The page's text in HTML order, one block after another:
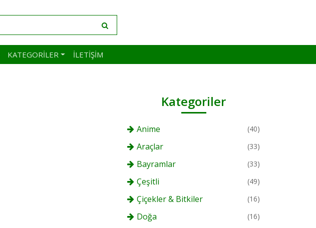
KATEGORILER İLETIŞIM
Kategoriler
Anime (40)
Araçlar (33)
Bayramlar (33)
Çeşitli (49)
Çiçekler & Bitkiler (16)
Doğa (16)